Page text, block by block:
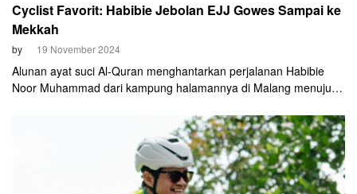
Cyclist Favorit: Habibie Jebolan EJJ Gowes Sampai ke
Mekkah
by 19 November 2024
Alunan ayat suci Al-Quran menghantarkan perjalanan Habibie
Noor Muhammad dari kampung halamannya di Malang menuju
Tujuan utamanya untuk beribadah. Melaksanakan umrah
sekaligus berhaji tahun depan.